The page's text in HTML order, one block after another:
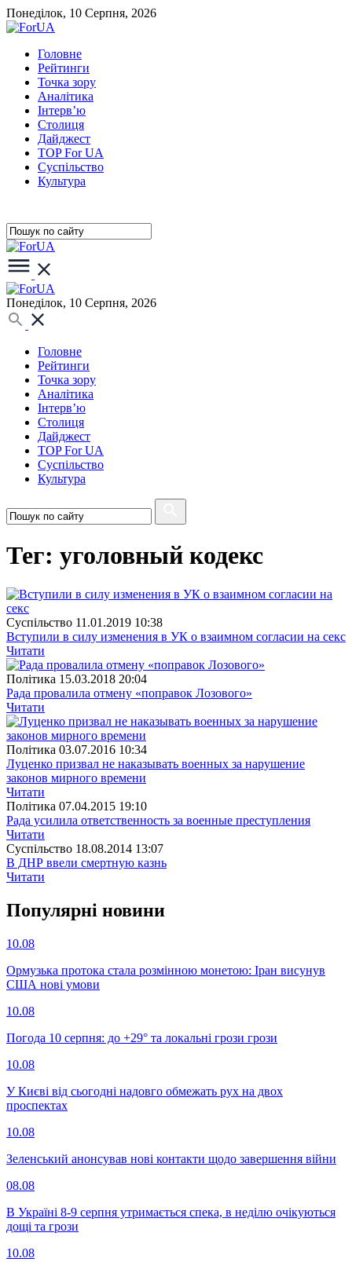
Понеділок, 10 Серпня, 2026
Головне
Рейтинги
Точка зору
Аналітика
Інтерв’ю
Столиця
Дайджест
TOP For UA
Суспiльство
Культура
Понеділок, 10 Серпня, 2026
Головне
Рейтинги
Точка зору
Аналітика
Інтерв’ю
Столиця
Дайджест
TOP For UA
Суспiльство
Культура
Тег: уголовный кодекс
Суспiльство 11.01.2019 10:38
Вступили в силу изменения в УК о взаимном согласии на секс
Читати
Полiтика 15.03.2018 20:04
Рада провалила отмену «поправок Лозового»
Читати
Полiтика 03.07.2016 10:34
Луценко призвал не наказывать военных за нарушение
законов мирного времени
Читати
Полiтика 07.04.2015 19:10
Рада усилила ответственность за военные преступления
Читати
Суспiльство 18.08.2014 13:07
В ДНР ввели смертную казнь
Читати
Популярнi новини
10.08
Ормузька протока стала розмінною монетою: Іран висунув
США нові умови
10.08
Погода 10 серпня: до +29° та локальні грози грози
10.08
У Києві від сьогодні надовго обмежать рух на двох
проспектах
10.08
Зеленський анонсував нові контакти щодо завершення війни
08.08
В Україні 8-9 серпня утримається спека, в неділю очікуються
дощі та грози
10.08